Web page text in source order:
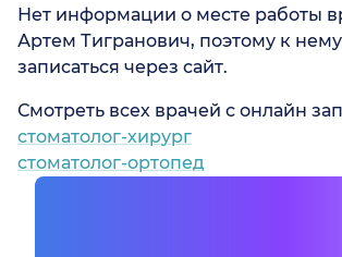
Нет информации о месте работы
Артем Тигранович, поэтому к
записаться через сайт.
Смотреть всех врачей с онлайн
стоматолог-хирург
стоматолог-ортопед